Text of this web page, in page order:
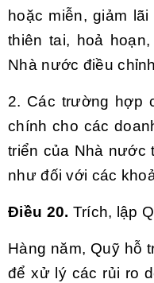
hoặc miễn, giảm
thiên tai, hoả
Nhà nước điều
2. Các trường hợp
chính cho các
triển của Nhà nước
như đối với các
Điều 20. Trích, lập
Hàng năm, Quỹ hỗ
để xử lý các rủi ro